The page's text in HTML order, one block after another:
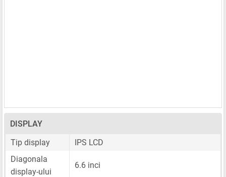
DISPLAY
Tip display
IPS LCD
Diagonala
display-ului
6.6 inci